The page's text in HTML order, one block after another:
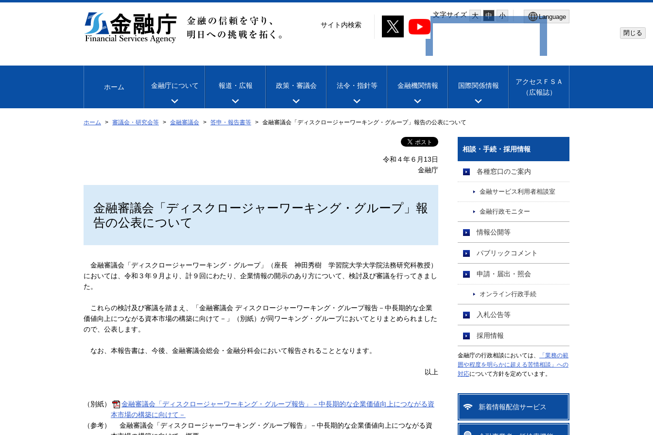
文
移
文字サイズ 大 中 小 Language
Machine translation
閉じる
サイト内検索
ホーム 金融庁について 報道・広報 政策・審議会 法令・指針等 金融機関情報 国際関係情報
アクセスＦＳＡ
（広報誌）
ホーム 審議会・研究会等 金融審議会 答申・報告書等 金融審議会「ディスクロージャーワーキング・グループ」報告の公表について
令和４年６月13日
金融庁
金融審議会「ディスクロージャーワーキング・グループ」報
告の公表について
金融審議会「ディスクロージャーワーキング・グループ」（座長 神田秀樹 学習院大学大学院法務研究科教授）
においては、令和３年９月より、計９回にわたり、企業情報の開示のあり方について、検討及び審議を行ってきまし
た。
これらの検討及び審議を踏まえ、「金融審議会 ディスクロージャーワーキング・グループ報告－中長期的な企業
価値向上につながる資本市場の構築に向けて－」（別紙）が同ワーキング・グループにおいてとりまとめられました
ので、公表します。
なお、本報告書は、今後、金融審議会総会・金融分科会において報告されることとなります。
以上
（別紙）
金融審議会「ディスクロージャーワーキング・グループ報告」－中長期的な企業価値向上につながる資
本市場の構築に向けて－
（参考） 金融審議会「ディスクロージャーワーキング・グループ報告」－中長期的な企業価値向上につながる資
相談・手続・採用情報
各種窓口のご案内
金融サービス利用者相談室
金融行政モニター
情報公開等
パブリックコメント
申請・届出・照会
オンライン行政手続
入札公告等
採用情報
金融庁の行政相談においては、
「業務の範
囲や程度を明らかに超える苦情相談」への
対応について方針を定めています。
新着情報配信サービス